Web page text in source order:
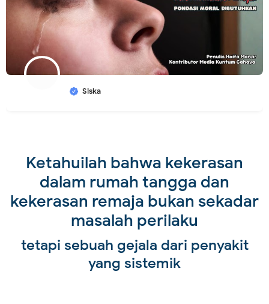
Siska
Ketahuilah bahwa kekerasan
dalam rumah tangga dan
kekerasan remaja bukan sekadar
masalah perilaku
tetapi sebuah gejala dari penyakit
yang sistemik